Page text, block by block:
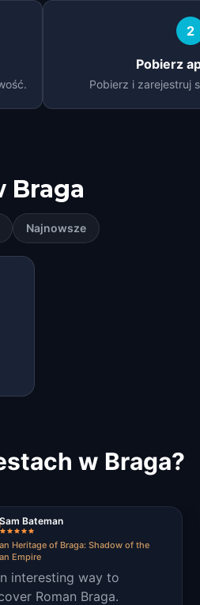
2
Pobierz
Pobierz i zarejestruj
Braga
Najnowsze
w Braga?
Sam Bateman
Heritage of Braga: Shadow of the
Empire
interesting way to
Roman Braga.